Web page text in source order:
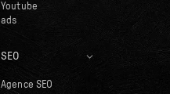
Youtube
ads
SEO
Agence SEO